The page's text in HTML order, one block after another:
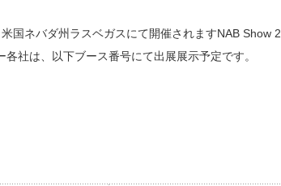
国ネバダ州ラスベガスにて開催されますNAB Show
社は、以下ブース番号にて出展展示予定です。